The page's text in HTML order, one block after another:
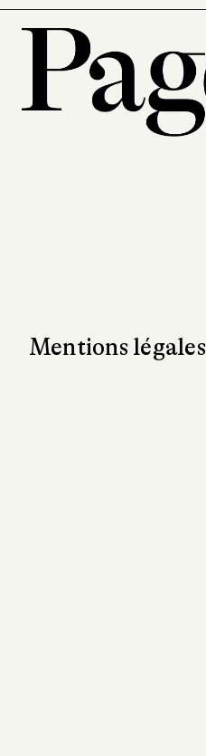
Mentions légales